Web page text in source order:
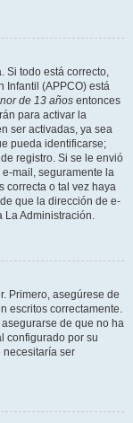
Si todo está correcto,
Infantil (APPCO) está
de 13 años entonces
para activar la
ser activadas, ya sea
pueda identificarse;
registro. Si se le envió
mail, seguramente la
correcta o tal vez haya
que la dirección de e-
La Administración.
Primero, asegúrese de
escritos correctamente.
de que no ha
configurado por su
necesitaría ser